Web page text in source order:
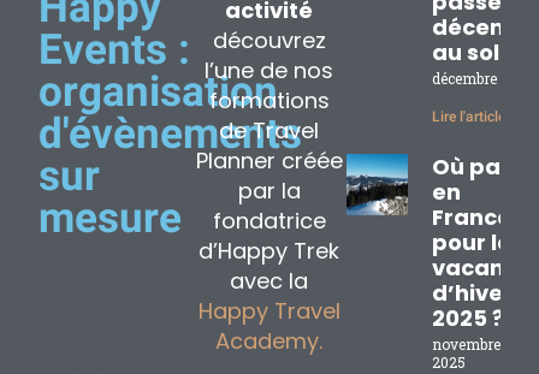
Events :
organisation
d'évènements
sur
mesure
activité
découvrez
l’une de nos
formations
de Travel
Planner créée
par la
fondatrice
d’Happy Trek
avec la
Happy Travel
Academy.
au soleil
décembre 2,
Lire l'article »
Où partir
en
France
pour les
d’hiver
2025 ?
novembre 17,
2025